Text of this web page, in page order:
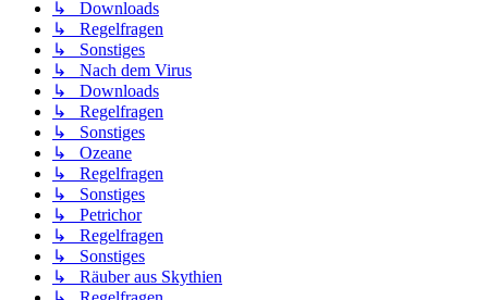
↳ Downloads
↳ Regelfragen
↳ Sonstiges
↳ Nach dem Virus
↳ Downloads
↳ Regelfragen
↳ Sonstiges
↳ Ozeane
↳ Regelfragen
↳ Sonstiges
↳ Petrichor
↳ Regelfragen
↳ Sonstiges
↳ Räuber aus Skythien